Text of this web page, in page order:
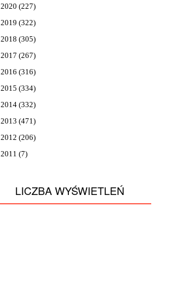
2020 (227)
2019 (322)
2018 (305)
2017 (267)
2016 (316)
2015 (334)
2014 (332)
2013 (471)
2012 (206)
2011 (7)
LICZBA WYŚWIETLEŃ